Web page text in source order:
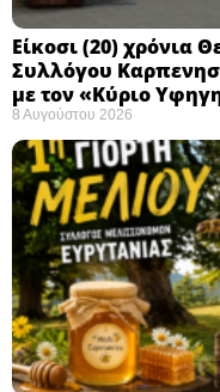
Eίκοσι (20) χρόνια
Συλλόγου
με τον «Κύριο
8 Αυγούστου 2026